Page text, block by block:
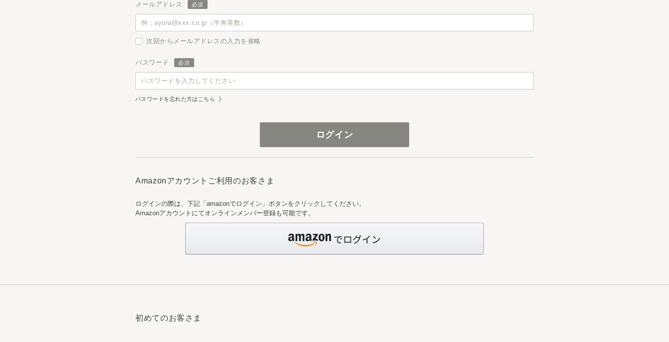
メールアドレス
次回からメールアドレスの入力を省略
パスワード
パスワードを忘れた方はこちら
Amazonアカウントご利用のお客さま
ログインの際は、下記「amazonでログイン」ボタンをクリックしてください。
Amazonアカウントにてオンラインメンバー登録も可能です。
初めてのお客さま